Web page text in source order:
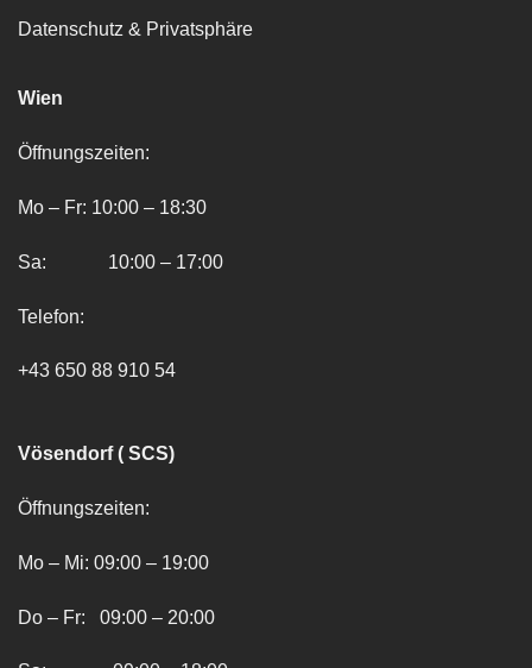
Datenschutz & Privatsphäre
Wien
Öffnungszeiten:
Mo – Fr: 10:00 – 18:30
Sa: 10:00 – 17:00
Telefon:
+43 650 88 910 54
Vösendorf ( SCS)
Öffnungszeiten:
Mo – Mi: 09:00 – 19:00
Do – Fr: 09:00 – 20:00